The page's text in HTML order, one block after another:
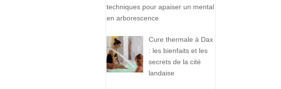
techniques pour apaiser un mental
en arborescence
Cure thermale à Dax
: les bienfaits et les
secrets de la cité
landaise